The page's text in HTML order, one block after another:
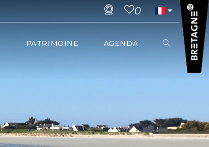
0
PATRIMOINE AGENDA